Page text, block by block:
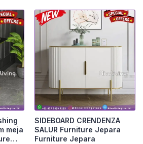
meja
SIDEBOARD CRENDENZA
SALUR Furniture Jepara
Furniture Jepara